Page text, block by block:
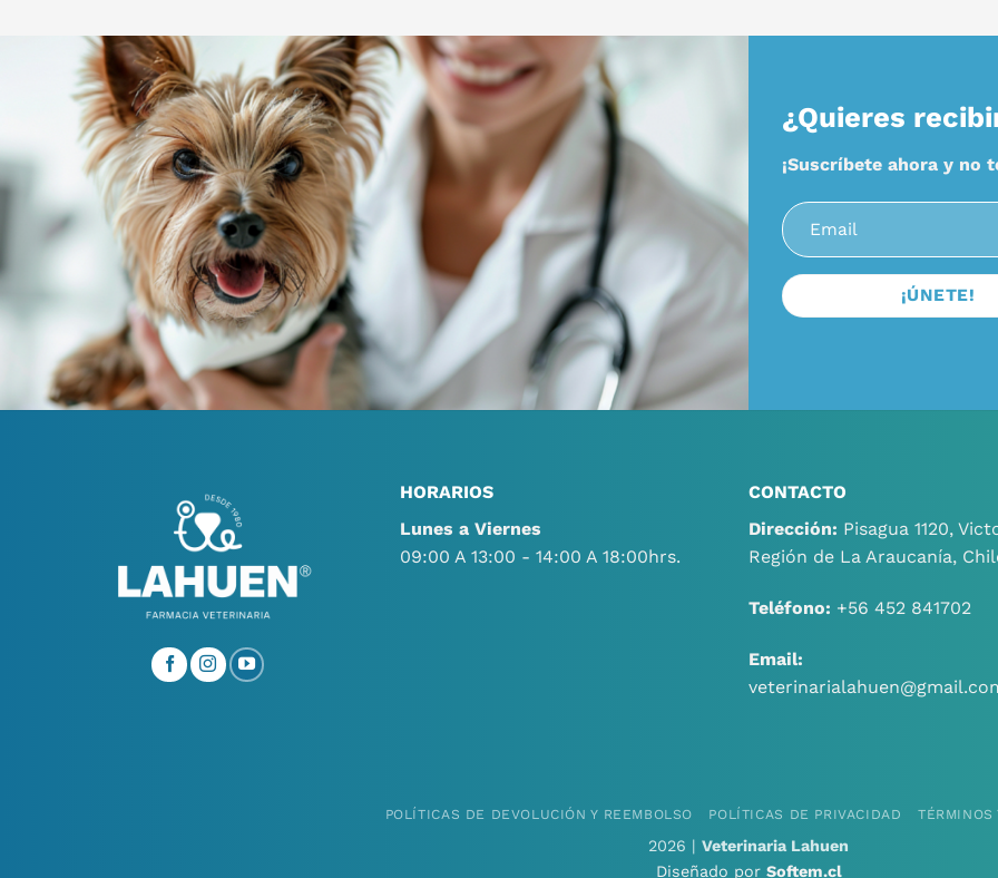
¿Quieres
¡Suscríbete ahora y no
HORARIOS
Lunes a Viernes
09:00 A 13:00 - 14:00 A 18:00hrs.
CONTACTO
Dirección: Pisagua 1120,
Región de La Araucanía,
Teléfono: +56 452 841702
Email:
POLÍTICAS DE DEVOLUCIÓN Y REEMBOLSO POLÍTICAS DE PRIVACIDAD TÉRMINOS
2026 | Veterinaria Lahuen
Diseñado por Softem.cl